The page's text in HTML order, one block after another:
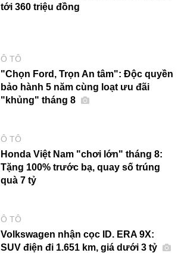
tới 360 triệu đồng
Ô TÔ
"Chọn Ford, Trọn An tâm": Độc quyền
bảo hành 5 năm cùng loạt ưu đãi
"khủng" tháng 8
Ô TÔ
Honda Việt Nam "chơi lớn" tháng 8:
Tặng 100% trước bạ, quay số trúng
quà 7 tỷ
Ô TÔ
Volkswagen nhận cọc ID. ERA 9X:
SUV điện đi 1.651 km, giá dưới 3 tỷ